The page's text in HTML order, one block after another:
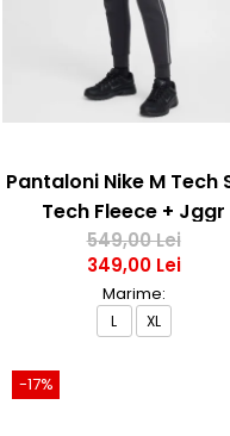
Pantaloni Nike M Tech
Tech Fleece + Jggr
549,00 Lei
349,00 Lei
Marime:
L XL
-17%